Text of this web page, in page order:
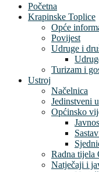
Početna
Krapinske Toplice
Opće
Povijest
Udruge i
Turizam i
Ustroj
Načelnica
Jedinstveni
Općinsko
Radna tijela
Natječaji i